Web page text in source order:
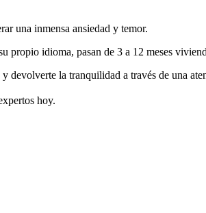
una inmensa ansiedad y temor.
idioma, pasan de 3 a 12 meses
devolverte la tranquilidad a través de una
hoy.